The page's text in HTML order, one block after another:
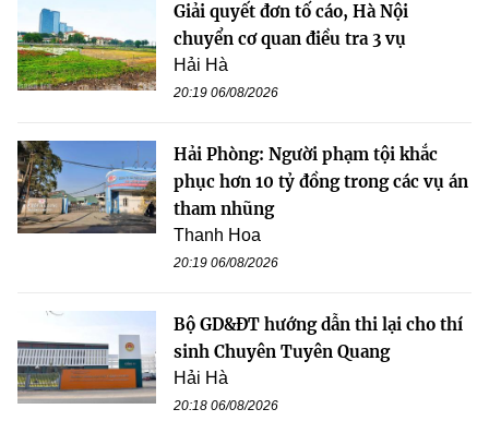
Giải quyết đơn tố cáo, Hà Nội
chuyển cơ quan điều tra 3 vụ
Hải Hà
20:19 06/08/2026
Hải Phòng: Người phạm tội khắc
phục hơn 10 tỷ đồng trong các vụ án
tham nhũng
Thanh Hoa
20:19 06/08/2026
Bộ GD&ĐT hướng dẫn thi lại cho thí
sinh Chuyên Tuyên Quang
Hải Hà
20:18 06/08/2026